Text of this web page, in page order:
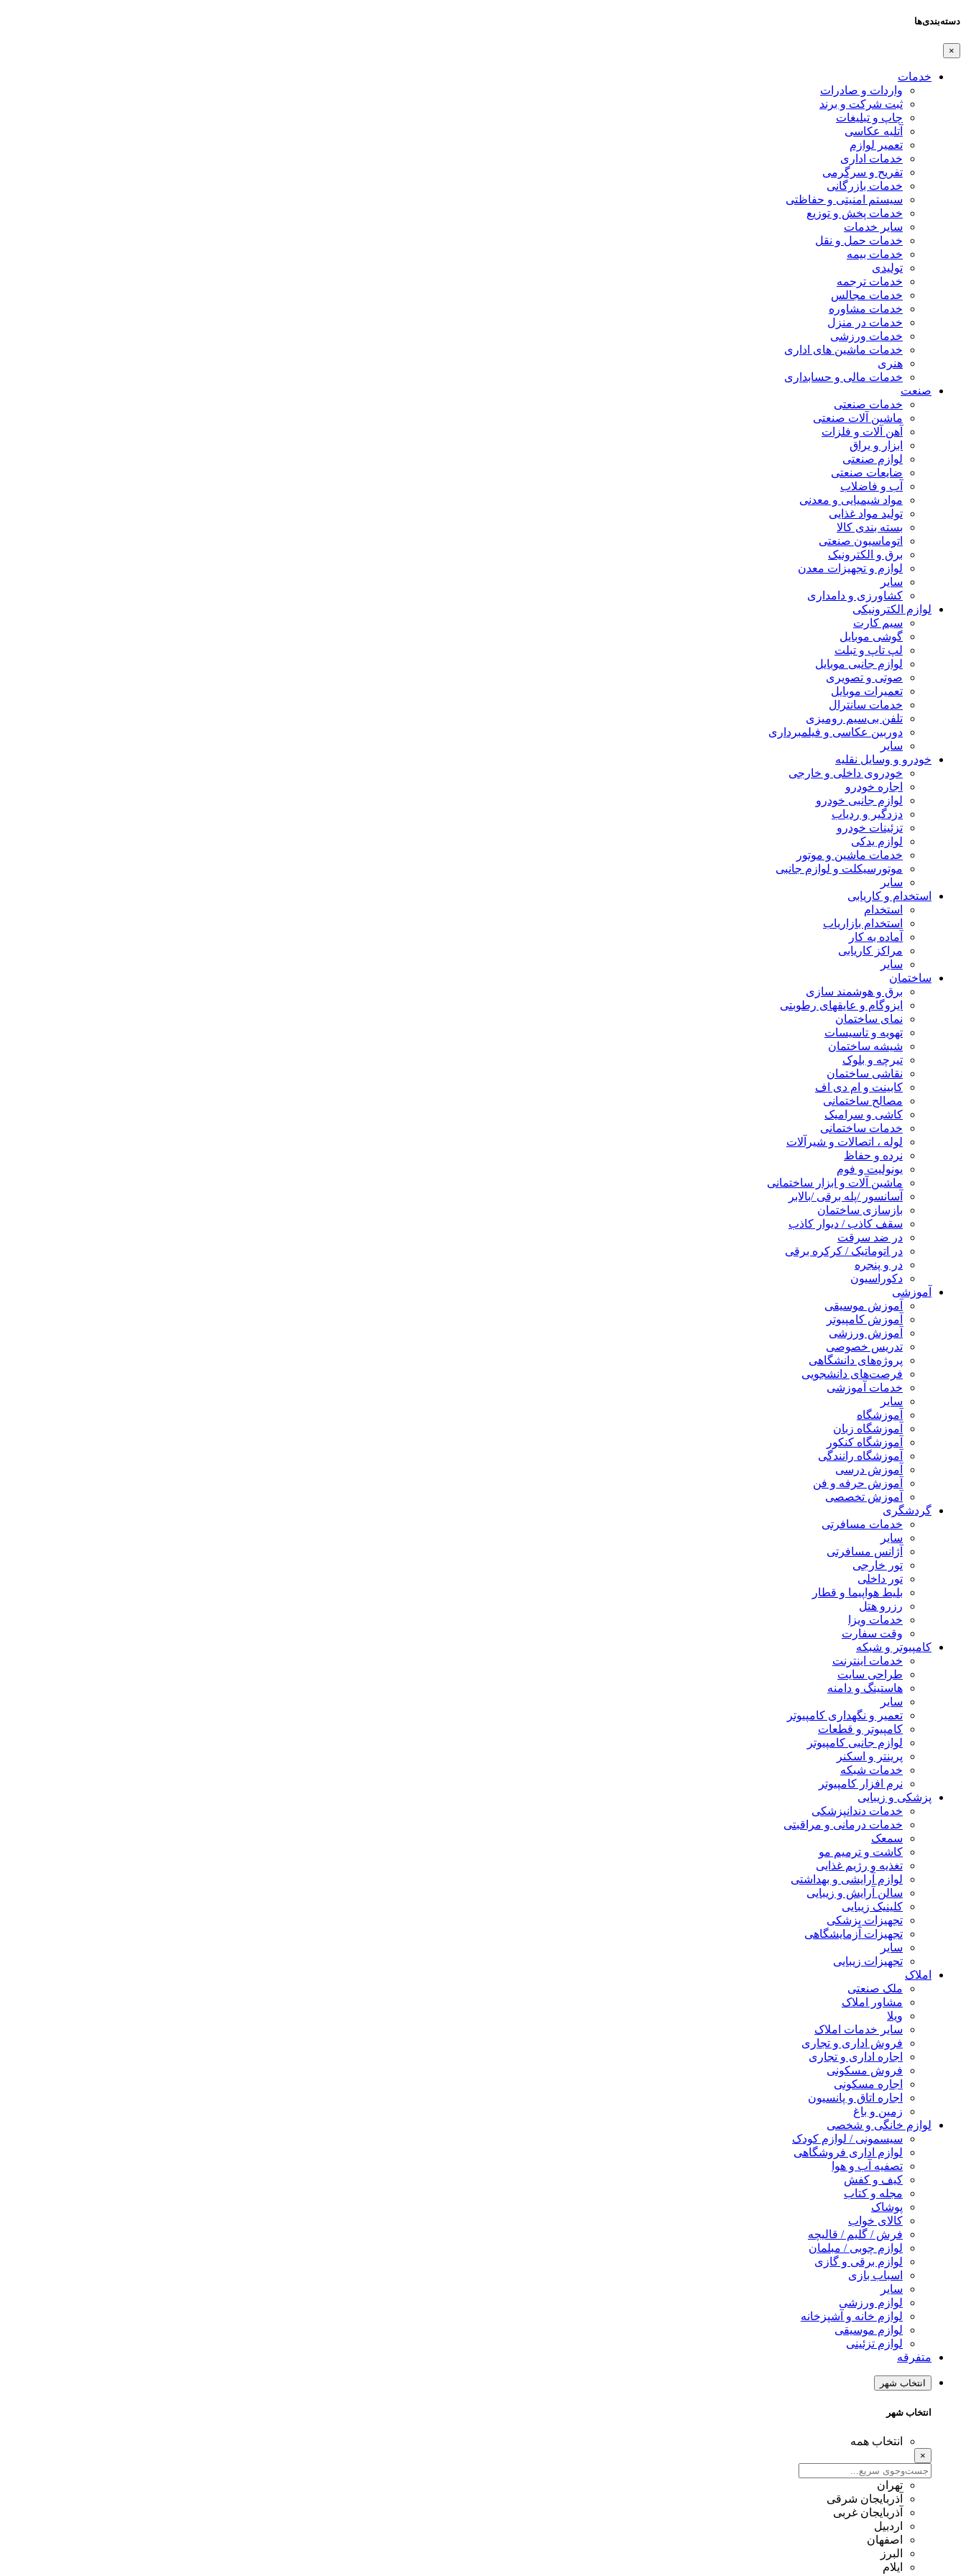
دسته‌بندی‌ها
×
خدمات
واردات و صادرات
ثبت شرکت و برند
چاپ و تبلیغات
آتلیه عکاسی
تعمیر لوازم
خدمات اداری
تفریح و سرگرمی
خدمات بازرگانی
سیستم امنیتی و حفاظتی
خدمات پخش و توزیع
سایر خدمات
خدمات حمل و نقل
خدمات بیمه
تولیدی
خدمات ترجمه
خدمات مجالس
خدمات مشاوره
خدمات در منزل
خدمات ورزشی
خدمات ماشین های اداری
هنری
خدمات مالی و حسابداری
صنعت
خدمات صنعتی
ماشین آلات صنعتی
آهن آلات و فلزات
ابزار و یراق
لوازم صنعتی
ضایعات صنعتی
آب و فاضلاب
مواد شیمیایی و معدنی
تولید مواد غذایی
بسته بندی کالا
اتوماسیون صنعتی
برق و الکترونیک
لوازم و تجهیزات معدن
سایر
کشاورزی و دامداری
لوازم الکترونیکی
سیم کارت
گوشی موبایل
لپ تاپ و تبلت
لوازم جانبی موبایل
صوتی و تصویری
تعمیرات موبایل
خدمات سانترال
تلفن بی‌سیم رومیزی
دوربین عکاسی و فیلمبرداری
سایر
خودرو و وسایل نقلیه
خودروی داخلی و خارجی
اجاره خودرو
لوازم جانبی خودرو
دزدگیر و ردیاب
تزئینات خودرو
لوازم یدکی
خدمات ماشین و موتور
موتورسیکلت و لوازم جانبی
سایر
استخدام و کاریابی
استخدام
استخدام بازاریاب
آماده به کار
مراکز کاریابی
سایر
ساختمان
برق و هوشمند سازی
ایزوگام و عایقهای رطوبتی
نمای ساختمان
تهویه و تاسیسات
شیشه ساختمان
تیرچه و بلوک
نقاشی ساختمان
کابینت و ام دی اف
مصالح ساختمانی
کاشی و سرامیک
خدمات ساختمانی
لوله ، اتصالات و شیرآلات
نرده و حفاظ
یونولیت و فوم
ماشین آلات و ابزار ساختمانی
آسانسور /پله برقی /بالابر
بازسازی ساختمان
سقف کاذب / دیوار کاذب
در ضد سرقت
در اتوماتیک / کرکره برقی
در و پنجره
دکوراسیون
آموزشی
آموزش موسیقی
آموزش کامپیوتر
آموزش ورزشی
تدریس خصوصی
پروژه‌های دانشگاهی
فرصت‌های دانشجویی
خدمات آموزشی
سایر
آموزشگاه
آموزشگاه زبان
آموزشگاه کنکور
آموزشگاه رانندگی
آموزش درسی
آموزش حرفه و فن
آموزش تخصصی
گردشگری
خدمات مسافرتی
سایر
آژانس مسافرتی
تور خارجی
تور داخلی
بلیط هواپیما و قطار
رزرو هتل
خدمات ویزا
وقت سفارت
کامپیوتر و شبکه
خدمات اینترنت
طراحی سایت
هاستینگ و دامنه
سایر
تعمیر و نگهداری کامپیوتر
کامپیوتر و قطعات
لوازم جانبی کامپیوتر
پرینتر و اسکنر
خدمات شبکه
نرم افزار کامپیوتر
پزشکی و زیبایی
خدمات دندانپزشکی
خدمات درمانی و مراقبتی
سمعک
کاشت و ترمیم مو
تغذیه و رژیم غذایی
لوازم آرایشی و بهداشتی
سالن آرایش و زیبایی
کلینیک زیبایی
تجهیزات پزشکی
تجهیزات آزمایشگاهی
سایر
تجهیزات زیبایی
املاک
ملک صنعتی
مشاور املاک
ویلا
سایر خدمات املاک
فروش اداری و تجاری
اجاره اداری و تجاری
فروش مسکونی
اجاره مسکونی
اجاره اتاق و پانسیون
زمین و باغ
لوازم خانگی و شخصی
سیسمونی / لوازم کودک
لوازم اداری فروشگاهی
تصفیه آب و هوا
کیف و کفش
مجله و کتاب
پوشاک
کالای خواب
فرش / گلیم / قالیچه
لوازم چوبی / مبلمان
لوازم برقی و گازی
اسباب بازی
سایر
لوازم ورزشی
لوازم خانه و آشپزخانه
لوازم موسیقی
لوازم تزئینی
متفرقه
انتخاب شهر
انتخاب شهر
انتخاب همه
×
تهران
آذربایجان شرقی
آذربایجان غربی
اردبیل
اصفهان
البرز
ایلام